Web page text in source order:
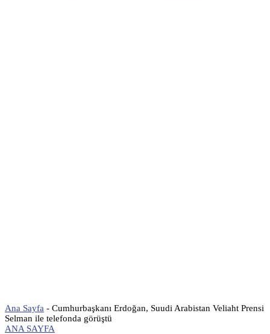
Ana Sayfa - Cumhurbaşkanı Erdoğan, Suudi Arabistan Veliaht Prensi
Selman ile telefonda görüştü
ANA SAYFA